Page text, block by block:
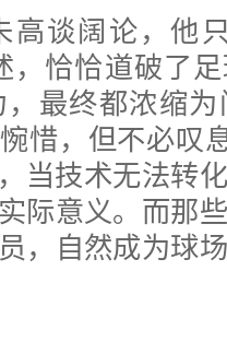
谈阔论，他只
，恰恰道破了
最终都浓缩
惜，但不必叹
技术无法转
际意义。而那
，自然成为球